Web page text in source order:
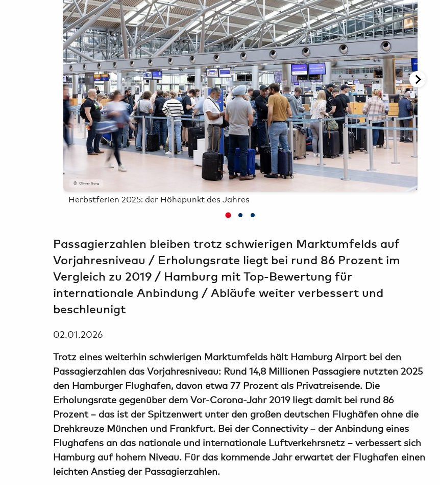
Airport-
Erlebnisse
Parkplatz buchen
Mietwagen &
Carsharing
Oliver Sorg
Herbstferien 2025: der Höhepunkt des Jahres
Passagierzahlen bleiben trotz schwierigen Marktumfelds auf
Vorjahresniveau / Erholungsrate liegt bei rund 86 Prozent im
Vergleich zu 2019 / Hamburg mit Top-Bewertung für
internationale Anbindung / Abläufe weiter verbessert und
beschleunigt
02.01.2026
Trotz eines weiterhin schwierigen Marktumfelds hält Hamburg Airport bei den
Passagierzahlen das Vorjahresniveau: Rund 14,8 Millionen Passagiere nutzten 2025
den Hamburger Flughafen, davon etwa 77 Prozent als Privatreisende. Die
Erholungsrate gegenüber dem Vor-Corona-Jahr 2019 liegt damit bei rund 86
Prozent – das ist der Spitzenwert unter den großen deutschen Flughäfen ohne die
Drehkreuze München und Frankfurt. Bei der Connectivity – der Anbindung eines
Flughafens an das nationale und internationale Luftverkehrsnetz – verbessert sich
Hamburg auf hohem Niveau. Für das kommende Jahr erwartet der Flughafen einen
leichten Anstieg der Passagierzahlen.